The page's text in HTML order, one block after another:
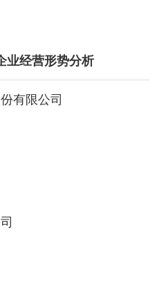
业经营形势分析
有限公司